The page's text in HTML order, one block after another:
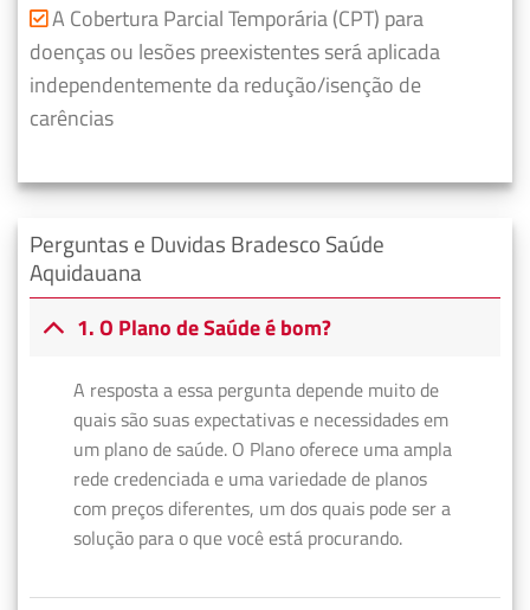
A Cobertura Parcial Temporária (CPT) para
doenças ou lesões preexistentes será aplicada
independentemente da redução/isenção de
carências
Perguntas e Duvidas Bradesco Saúde
Aquidauana
1. O Plano de Saúde é bom?
A resposta a essa pergunta depende muito de
quais são suas expectativas e necessidades em
um plano de saúde. O Plano oferece uma ampla
rede credenciada e uma variedade de planos
com preços diferentes, um dos quais pode ser a
solução para o que você está procurando.